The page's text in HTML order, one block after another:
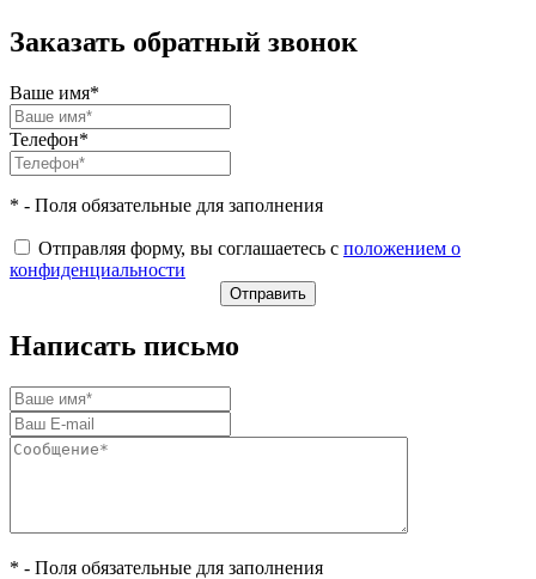
Заказать обратный звонок
Ваше имя*
Телефон*
* - Поля обязательные для заполнения
Отправляя форму, вы соглашаетесь с положением о
конфиденциальности
Написать письмо
* - Поля обязательные для заполнения